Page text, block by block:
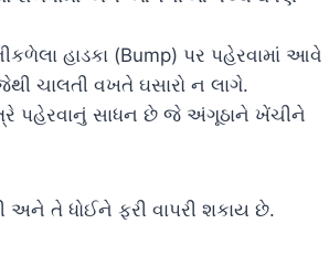
હાડકા (Bump) પર પહેરવામાં આવે
ચાલતી વખતે ઘસારો ન લાગે.
પહેરવાનું સાધન છે જે અંગૂઠાને ખેંચીને
અને તે ધોઈને ફરી વાપરી શકાય છે.